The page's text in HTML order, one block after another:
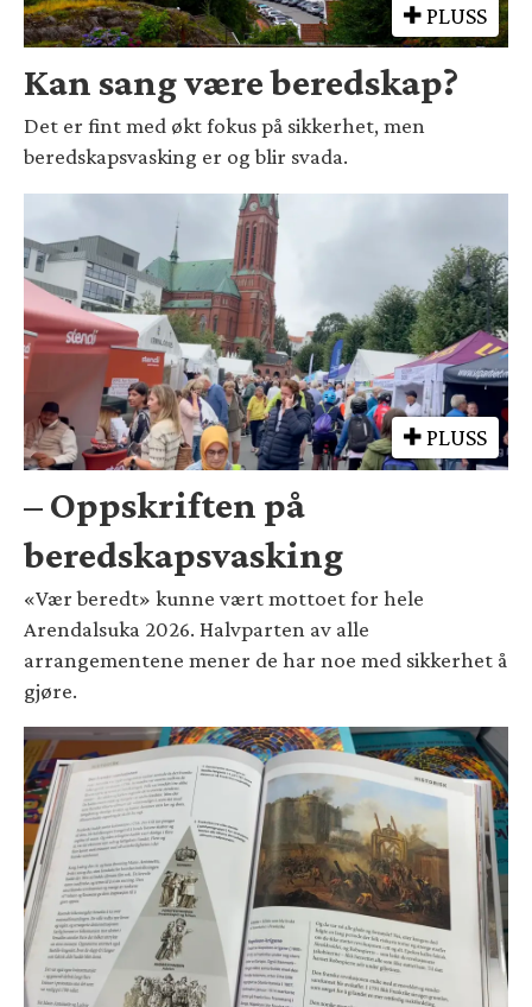
PLUSS
Kan sang være beredskap?
Det er fint med økt fokus på sikkerhet, men
beredskapsvasking er og blir svada.
PLUSS
– Oppskriften på
beredskapsvasking
«Vær beredt» kunne vært mottoet for hele
Arendalsuka 2026. Halvparten av alle
arrangementene mener de har noe med sikkerhet å
gjøre.